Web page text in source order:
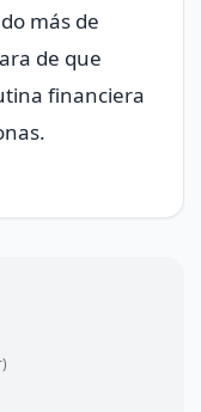
más de
de que
financiera